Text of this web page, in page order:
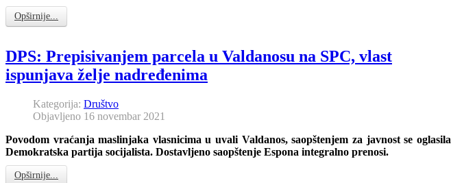
Opširnije...
DPS: Prepisivanjem parcela u Valdanosu na SPC, vlast
ispunjava želje nadređenima
Kategorija: Društvo
Objavljeno 16 novembar 2021
Povodom vraćanja maslinjaka vlasnicima u uvali Valdanos, saopštenjem za javnost se oglasila
Demokratska partija socijalista. Dostavljeno saopštenje Espona integralno prenosi.
Opširnije...